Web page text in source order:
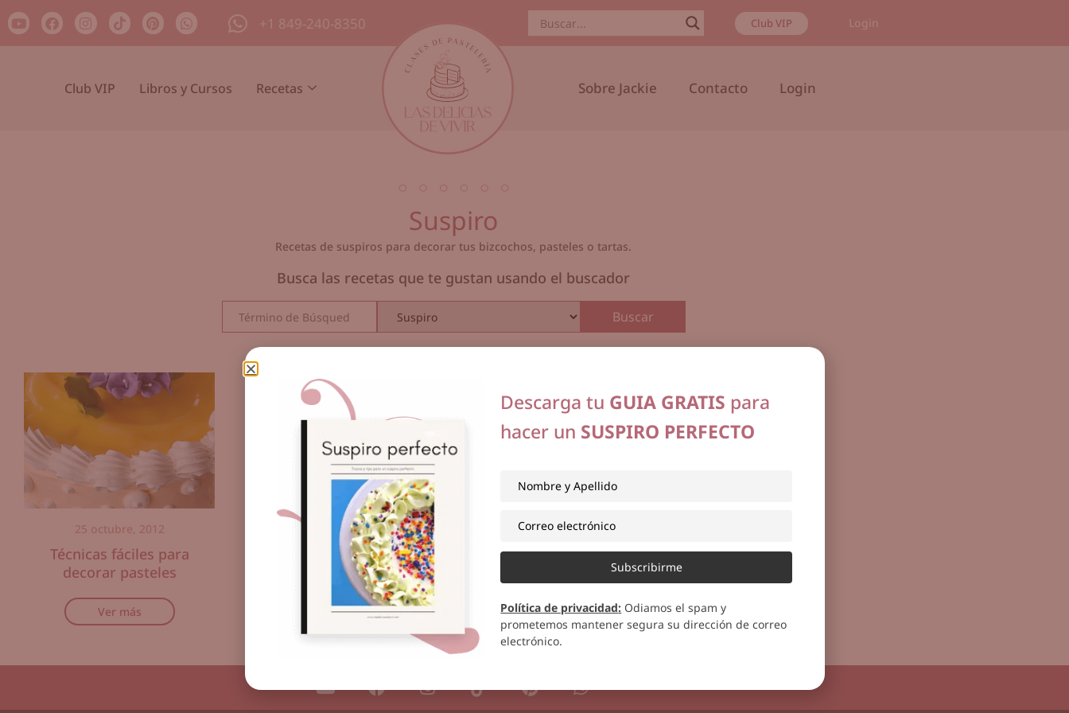
+1 849-240-8350 Club VIP Login
Club VIP Libros y Cursos Recetas Sobre Jackie Contacto Login
Suspiro
Recetas de suspiros para decorar tus bizcochos, pasteles o tartas.
Busca las recetas que te gustan usando el buscador
25 octubre, 2012
Técnicas fáciles para
decorar pasteles
Ver más
4 abril, 2008
Suspiritos
Ver más
Descarga tu GUIA GRATIS para
hacer un SUSPIRO PERFECTO
Subscribirme
Política de privacidad: Odiamos el spam y
prometemos mantener segura su dirección de correo
electrónico.